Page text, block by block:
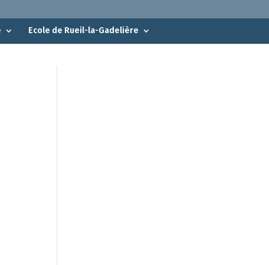
Ecole de Rueil-la-Gadelière